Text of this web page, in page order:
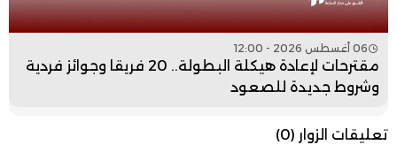
06 أغسطس 2026 - 12:00
مقترحات لإعادة هيكلة البطولة.. 20 فريقا وجوائز فردية
وشروط جديدة للصعود
تعليقات الزوار (0)